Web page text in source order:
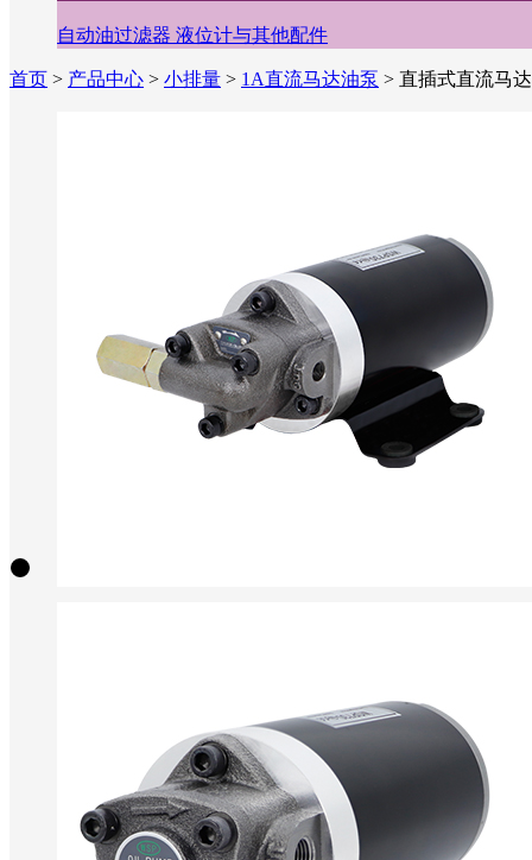
自动油过滤器 液位计与其他配件
首页 > 产品中心 > 小排量 > 1A直流马达油泵 > 直插式直流马